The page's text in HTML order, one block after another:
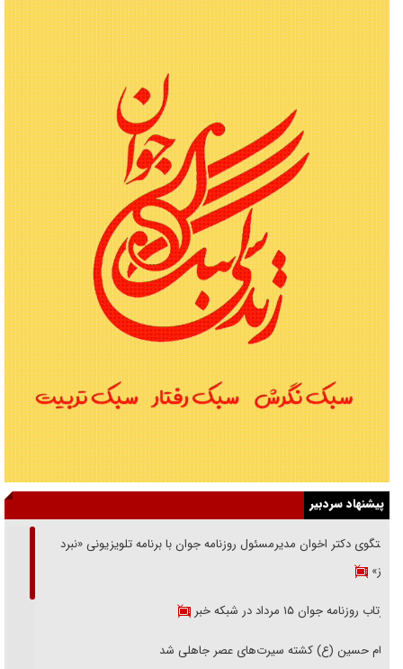
پیشنهاد سردبیر
گفتگوی دکتر اخوان مدیرمسئول روزنامه جوان با برنامه تلویزیونی «نبرد
هرمز»
بازتاب روزنامه جوان ۱۵ مرداد در شبکه خبر
امام حسین (ع) کشته سیرت‌های عصر جاهلی شد